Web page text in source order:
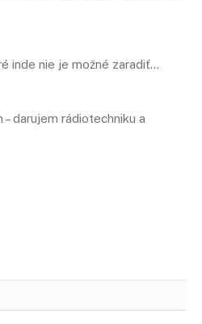
inde nie je možné zaradiť…
– darujem rádiotechniku a